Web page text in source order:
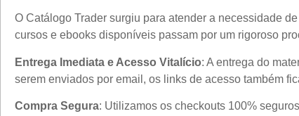
O Catálogo Trader surgiu para atender a necessidade
cursos e ebooks disponíveis passam por um rigoroso
Entrega Imediata e Acesso Vitalício: A entrega do
serem enviados por email, os links de acesso também
Compra Segura: Utilizamos os checkouts 100%